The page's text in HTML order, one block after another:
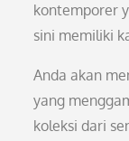
kontemporer
sini memiliki
Anda akan
yang
koleksi dari